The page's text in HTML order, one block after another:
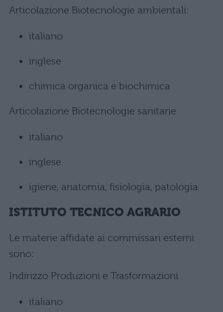
Articolazione Biotecnologie ambientali:
italiano
inglese
chimica organica e biochimica
Articolazione Biotecnologie sanitarie
italiano
inglese
igiene, anatomia, fisiologia, patologia
ISTITUTO TECNICO AGRARIO
Le materie affidate ai commissari esterni
sono:
Indirizzo Produzioni e Trasformazioni
italiano